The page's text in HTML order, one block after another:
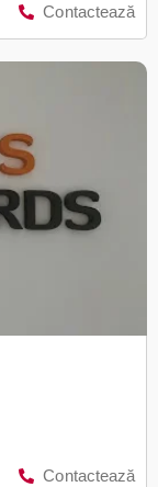
Contactează
Contactează